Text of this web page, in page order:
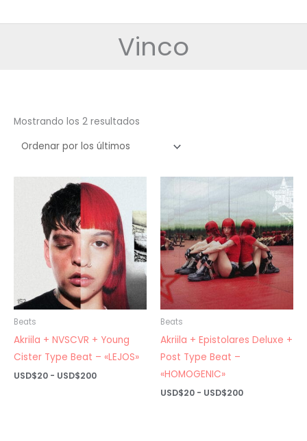
Vinco
Mostrando los 2 resultados
Beats
Akriila + NVSCVR + Young
Cister Type Beat – «LEJOS»
USD$20 - USD$200Rango
Beats
Akriila + Epistolares Deluxe +
Post Type Beat –
«HOMOGENIC»
USD$20 - USD$200Rango